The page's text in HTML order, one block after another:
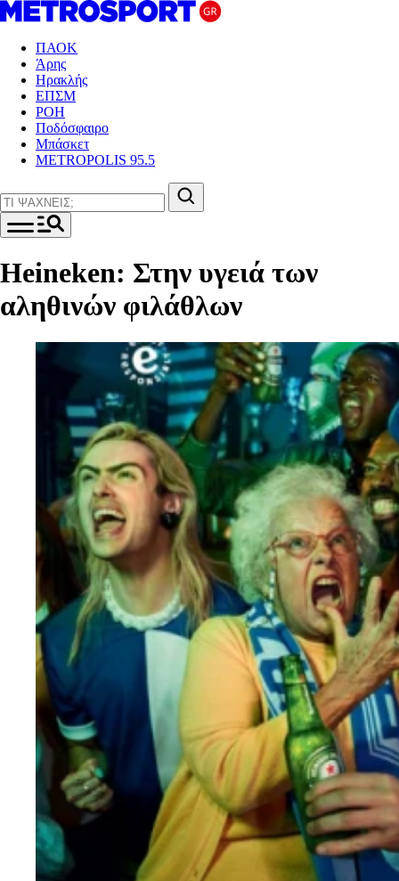
ΠΑΟΚ
Άρης
Ηρακλής
ΕΠΣΜ
ΡΟΗ
Ποδόσφαιρο
Μπάσκετ
METROPOLIS 95.5
Heineken: Στην υγειά των
αληθινών φιλάθλων